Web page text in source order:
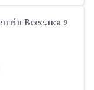
Веселка 2